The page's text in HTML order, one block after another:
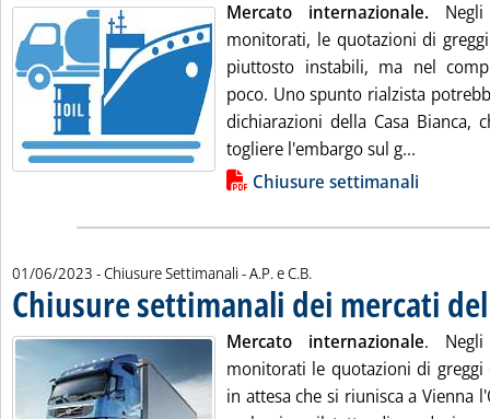
Mercato internazionale.
monitorati, le quotazioni di
piuttosto instabili, ma nel
poco. Uno spunto rialzista
dichiarazioni della Casa Bianca,
togliere l'embargo sul g...
Lista allegati PDF alla notiziaChiusure settimanali
01/06/2023 - Chiusure Settimanali -di:
A.P. e C.B.
Chiusure settimanali dei mercati
Mercato internazionale.
monitorati le quotazioni di
in attesa che si riunisca a Vienna